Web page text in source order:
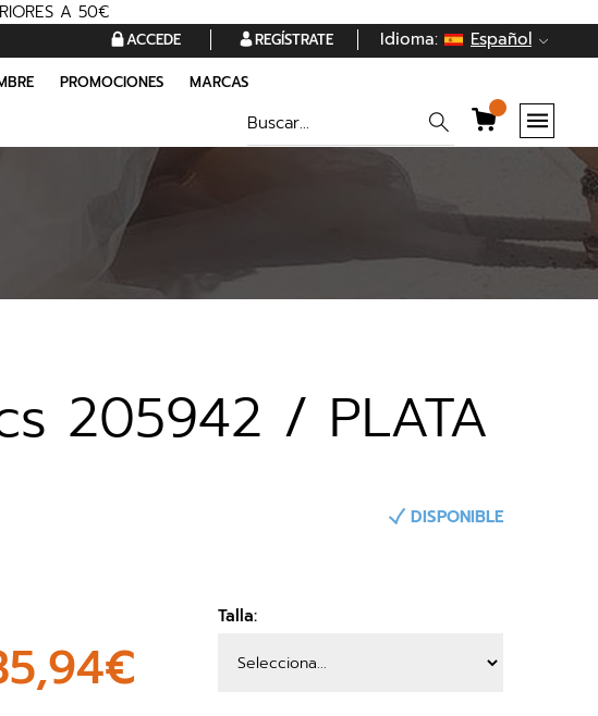
A 50€
ACCEDE REGÍSTRATE Idioma: Español
PROMOCIONES MARCAS
205942 / PLATA
DISPONIBLE
Talla: